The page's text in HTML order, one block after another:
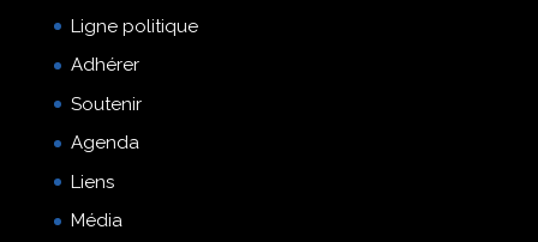
Ligne politique
Adhérer
Soutenir
Agenda
Liens
Média